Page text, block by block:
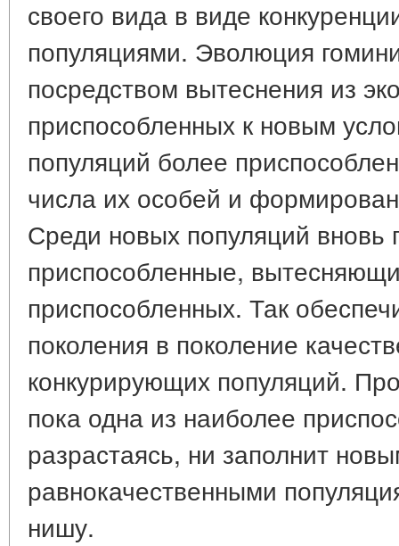
своего вида в виде
популяциями. Эволюция
посредством вытеснения из
приспособленных к новым
популяций более
числа их особей и
Среди новых популяций вновь
приспособленные,
приспособленных. Так
поколения в поколение
конкурирующих популяций.
пока одна из наиболее
разрастаясь, ни заполнит
равнокачественными
нишу.